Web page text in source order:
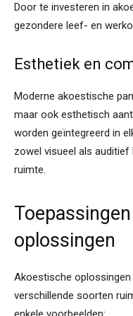
Door te investeren in
gezondere leef- en
Esthetiek en
Moderne akoestische
maar ook esthetisch
worden geïntegreerd in
zowel visueel als
ruimte.
oplossingen
Akoestische oplossingen
verschillende soorten